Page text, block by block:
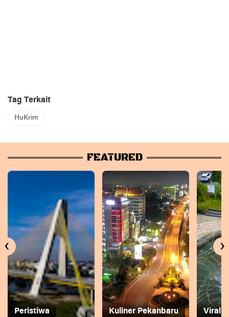
Tag Terkait
HuKrim
FEATURED
Peristiwa Kuliner Pekanbaru Viral
‹ ›